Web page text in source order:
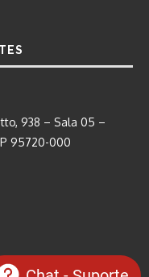
938 – Sala 05 –
95720-000